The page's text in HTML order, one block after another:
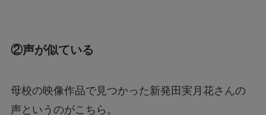
②声が似ている
母校の映像作品で見つかった新発田実月花さんの
声というのがこちら。